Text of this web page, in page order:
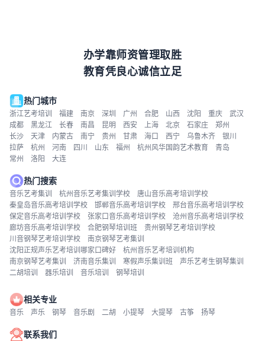
办学靠师资管理取胜
教育凭良心诚信立足
热门城市
浙江艺考培训 福建 南京 深圳 广州 合肥 山西 沈阳 重庆
武汉
成都
黑龙江 长春 南昌 昆明 西安 上海 北京 石家庄
郑州
长沙
天津 内蒙古 南宁 贵州 甘肃 海口 西宁 乌鲁木齐
银川
拉萨
杭州 河南 四川 山东 福州 杭州风华国韵艺术教育
青岛
常州
洛阳 大连
热门搜索
音乐艺考集训 杭州音乐艺考集训学校
唐山音乐高考培训学校
秦皇岛音乐高考培训学校
邯郸音乐高考培训学校
邢台音乐高考培训学校
保定音乐高考培训学校
张家口音乐高考培训学校
沧州音乐高考培训学校
廊坊音乐高考培训学校
合肥钢琴培训班
贵州钢琴艺考培训学校
川音钢琴艺考培训学校
南京钢琴艺考集训
沈阳正规声乐艺考培训哪家口碑好
杭州音乐艺考培训机构
南京钢琴艺考集训
济南音乐集训 寒假声乐集训班
声乐艺考生钢琴集训
二胡培训
器乐培训 音乐培训 钢琴培训
相关专业
音乐 声乐 钢琴 音乐剧 二胡 小提琴 大提琴 古筝 扬琴
联系我们